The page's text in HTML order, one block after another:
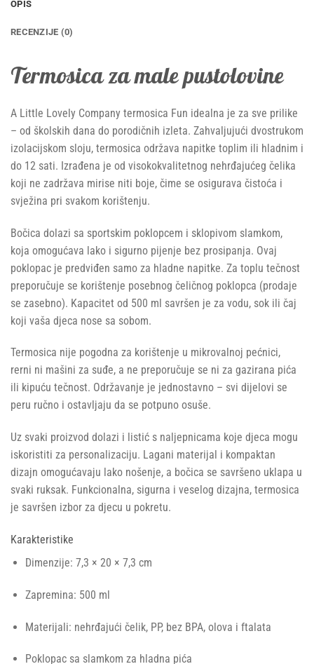
OPIS
RECENZIJE (0)
Termosica za male pustolovine
A Little Lovely Company termosica Fun idealna je za sve prilike
– od školskih dana do porodičnih izleta. Zahvaljujući dvostrukom
izolacijskom sloju, termosica održava napitke toplim ili hladnim i
do 12 sati. Izrađena je od visokokvalitetnog nehrđajućeg čelika
koji ne zadržava mirise niti boje, čime se osigurava čistoća i
svježina pri svakom korištenju.
Bočica dolazi sa sportskim poklopcem i sklopivom slamkom,
koja omogućava lako i sigurno pijenje bez prosipanja. Ovaj
poklopac je predviđen samo za hladne napitke. Za toplu tečnost
preporučuje se korištenje posebnog čeličnog poklopca (prodaje
se zasebno). Kapacitet od 500 ml savršen je za vodu, sok ili čaj
koji vaša djeca nose sa sobom.
Termosica nije pogodna za korištenje u mikrovalnoj pećnici,
rerni ni mašini za suđe, a ne preporučuje se ni za gazirana pića
ili kipuću tečnost. Održavanje je jednostavno – svi dijelovi se
peru ručno i ostavljaju da se potpuno osuše.
Uz svaki proizvod dolazi i listić s naljepnicama koje djeca mogu
iskoristiti za personalizaciju. Lagani materijal i kompaktan
dizajn omogućavaju lako nošenje, a bočica se savršeno uklapa u
svaki ruksak. Funkcionalna, sigurna i veselog dizajna, termosica
je savršen izbor za djecu u pokretu.
Karakteristike
Dimenzije: 7,3 × 20 × 7,3 cm
Zapremina: 500 ml
Materijali: nehrđajući čelik, PP, bez BPA, olova i ftalata
Poklopac sa slamkom za hladna pića